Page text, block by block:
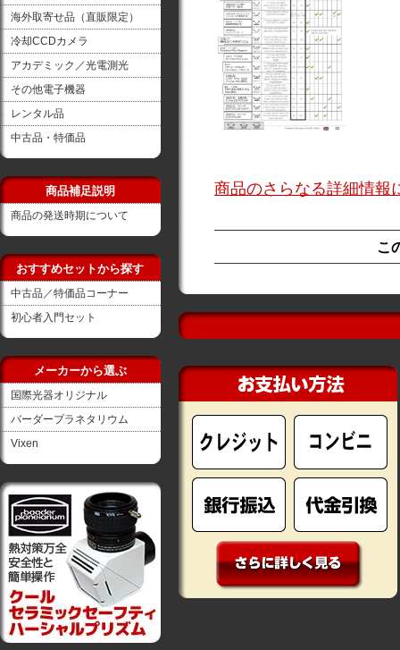
海外取寄せ品（直販限定）
冷却CCDカメラ
アカデミック／光電測光
その他電子機器
レンタル品
中古品・特価品
商品補足説明
商品の発送時期について
おすすめセットから探す
中古品／特価品コーナー
初心者入門セット
メーカーから選ぶ
国際光器オリジナル
バーダープラネタリウム
Vixen
商品のさらなる詳細情報
こ